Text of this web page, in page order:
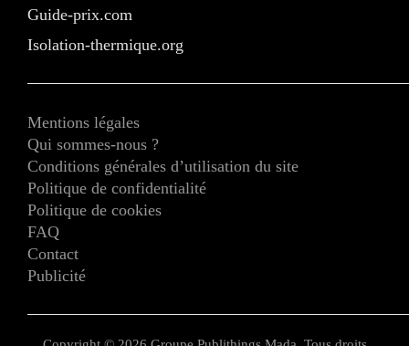
Guide-prix.com
Isolation-thermique.org
Mentions légales
Qui sommes-nous ?
Conditions générales d’utilisation du site
Politique de confidentialité
Politique de cookies
FAQ
Contact
Publicité